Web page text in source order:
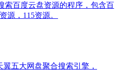
索百度云盘资源的程序，包含百
源，115资源。
五大网盘聚合搜索引擎，